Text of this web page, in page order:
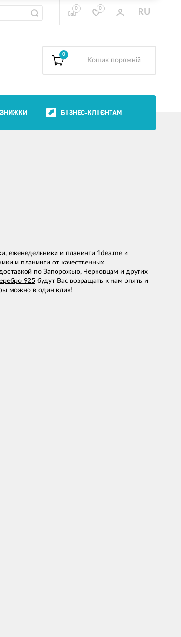
0 0 RU
0
Kошик порожній
ЗНИЖКИ БІЗНЕС-КЛІЄНТАМ
еженедельники и планинги 1dea.me и
и планинги от качественных
по Запорожью, Черновцам и других
925 будут Вас возращать к нам опять и
можно в один клик!